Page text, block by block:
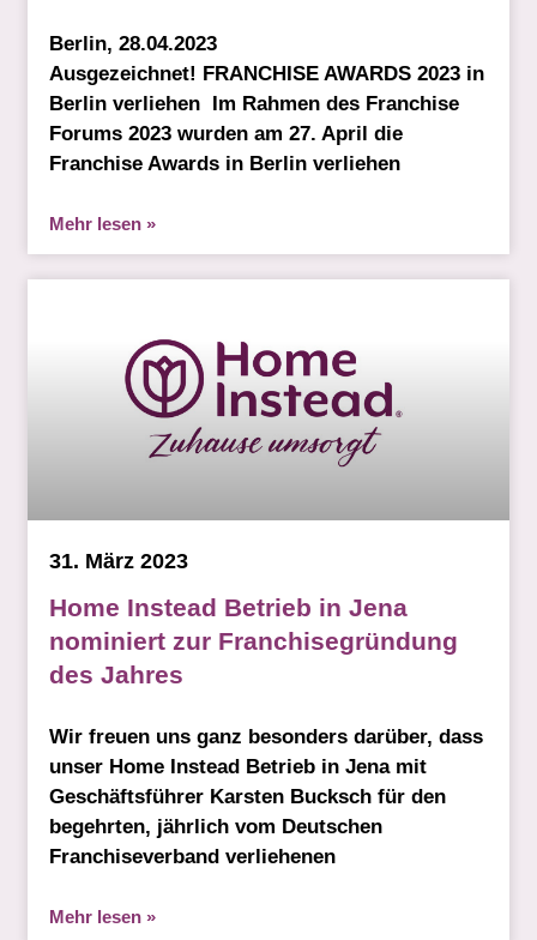
Berlin, 28.04.2023
Ausgezeichnet! FRANCHISE AWARDS 2023 in
Berlin verliehen Im Rahmen des Franchise
Forums 2023 wurden am 27. April die
Franchise Awards in Berlin verliehen
Mehr lesen »
Home Instead Betrieb in Jena
nominiert zur Franchisegründung
des Jahres
Wir freuen uns ganz besonders darüber, dass
unser Home Instead Betrieb in Jena mit
Geschäftsführer Karsten Bucksch für den
begehrten, jährlich vom Deutschen
Franchiseverband verliehenen
Mehr lesen »
31. März 2023